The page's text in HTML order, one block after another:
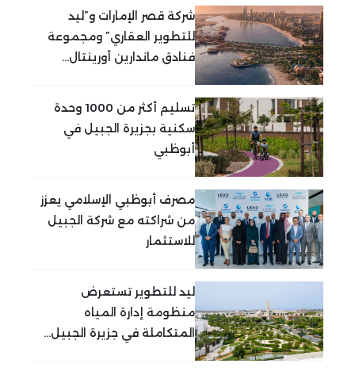
شركة قصر الإمارات و”ليد
للتطوير العقاري” ومجموعة
فنادق ماندارين أورينتال...
تسليم أكثر من 1000 وحدة
سكنية بجزيرة الجبيل في
أبوظبي
مصرف أبوظبي الإسلامي يعزز
من شراكته مع شركة الجبيل
للاستثمار
ليد للتطوير تستعرض
منظومة إدارة المياه
المتكاملة في جزيرة الجبيل...